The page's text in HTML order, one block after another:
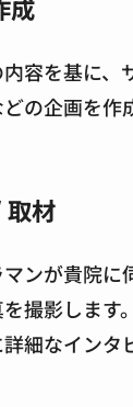
成
容を基に、
の企画を作
取材
ンが貴院に
撮影します
細なインタ